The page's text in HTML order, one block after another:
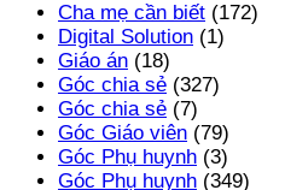
Cha mẹ cần biết (172)
Digital Solution (1)
Giáo án (18)
Góc chia sẻ (327)
Góc chia sẻ (7)
Góc Giáo viên (79)
Góc Phụ huynh (3)
Góc Phụ huynh (349)